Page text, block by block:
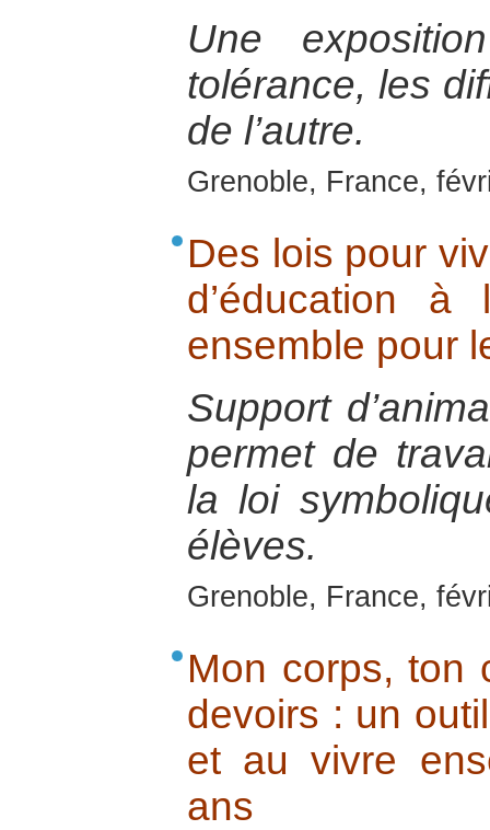
Une
tolérance, les
de l’autre.
Grenoble, France,
Des lois pour
d’éducation
ensemble pour
Support
permet de
la loi
élèves.
Grenoble, France,
Mon corps, ton
devoirs : un
et au vivre
ans